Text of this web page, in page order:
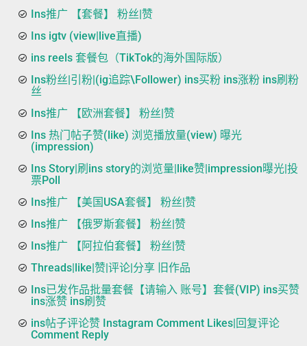
Ins推广 【套餐】 粉丝|赞
Ins igtv (view|live直播)
ins reels 套餐包（TikTok的海外国际版）
Ins粉丝|引粉|(ig追踪\Follower) ins买粉 ins涨粉 ins刷粉
丝
Ins推广 【欧洲套餐】 粉丝|赞
Ins 热门帖子赞(like) 浏览播放量(view) 曝光
(impression)
Ins Story|刷ins story的浏览量|like赞|impression曝光|投
票Poll
Ins推广 【美国USA套餐】 粉丝|赞
Ins推广 【俄罗斯套餐】 粉丝|赞
Ins推广 【阿拉伯套餐】 粉丝|赞
Threads|like|赞|评论|分享 旧作品
Ins已发作品批量套餐【请输入 账号】套餐(VIP) ins买赞
ins涨赞 ins刷赞
ins帖子评论赞 Instagram Comment Likes|回复评论
Comment Reply